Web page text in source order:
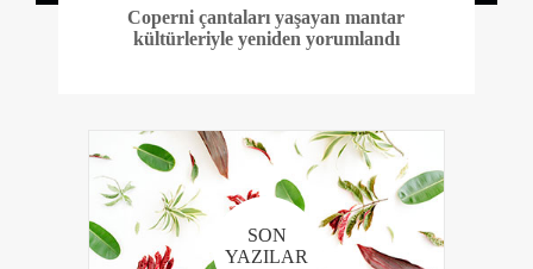
Coperni çantaları yaşayan mantar
kültürleriyle yeniden yorumlandı
SON
YAZILAR